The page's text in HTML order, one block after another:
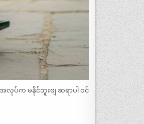
လုပ်က မနိုင်ဘူးဗျ ဆရာပါ ဝင်